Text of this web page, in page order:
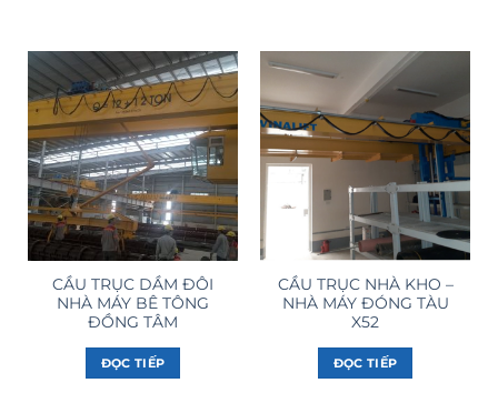
CẦU TRỤC DẦM ĐÔI
NHÀ MÁY BÊ TÔNG
ĐỒNG TÂM
ĐỌC TIẾP
CẦU TRỤC NHÀ KHO –
NHÀ MÁY ĐÓNG TÀU
X52
ĐỌC TIẾP